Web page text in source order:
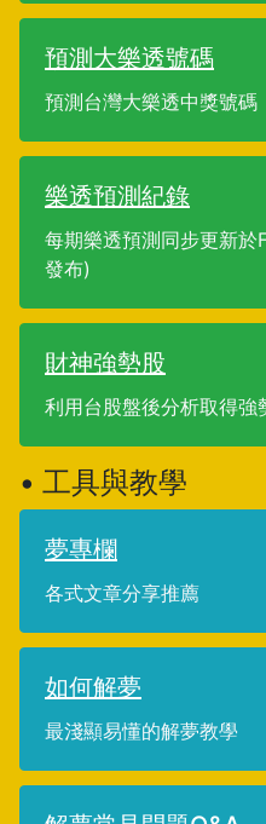
預測大樂透號碼
預測台灣大樂透中獎號碼
樂透預測紀錄
每期樂透預測同步更新
發布)
財神強勢股
利用台股盤後分析取得強
• 工具與教學
夢專欄
各式文章分享推薦
如何解夢
最淺顯易懂的解夢教學